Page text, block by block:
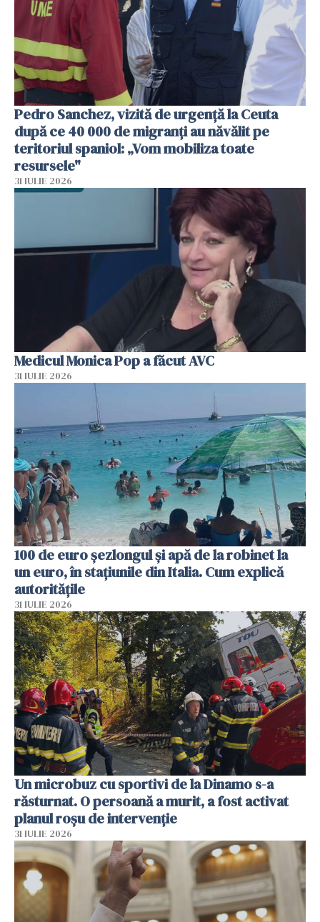
Pedro Sanchez, vizită de urgență la Ceuta
după ce 40 000 de migranți au năvălit pe
teritoriul spaniol: „Vom mobiliza toate
resursele"
31 IULIE 2026
Medicul Monica Pop a făcut AVC
31 IULIE 2026
100 de euro șezlongul și apă de la robinet la
un euro, în stațiunile din Italia. Cum explică
autoritățile
31 IULIE 2026
Un microbuz cu sportivi de la Dinamo s-a
răsturnat. O persoană a murit, a fost activat
planul roșu de intervenție
31 IULIE 2026